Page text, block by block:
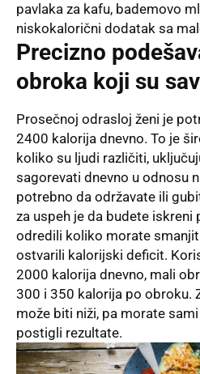
pavlaka za kafu, bademovo
niskokalorični dodatak sa
Precizno
obroka koji su
Prosečnoj odrasloj ženi je
2400 kalorija dnevno. To je
koliko su ljudi različiti,
sagorevati dnevno u odnosu
potrebno da održavate ili
za uspeh je da budete
odredili koliko morate
ostvarili kalorijski deficit.
2000 kalorija dnevno, mali
300 i 350 kalorija po obroku.
može biti niži, pa morate
postigli rezultate.